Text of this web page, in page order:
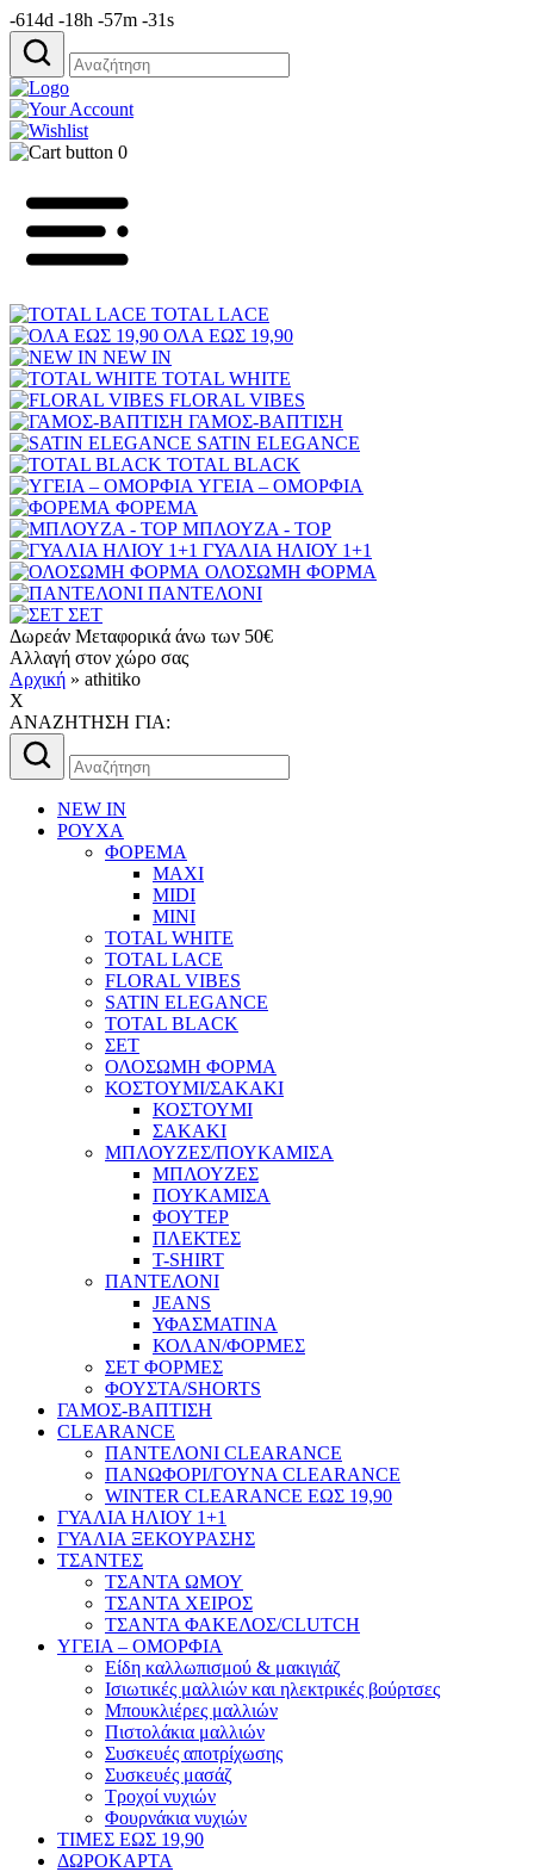
-614d -18h -57m -31s
Αναζήτηση
για:
0
TOTAL LACE
ΟΛΑ ΕΩΣ 19,90
NEW IN
TOTAL WHITE
FLORAL VIBES
ΓΑΜΟΣ-ΒΑΠΤΙΣΗ
SATIN ELEGANCE
TOTAL BLACK
ΥΓΕΙΑ – ΟΜΟΡΦΙΑ
ΦΟΡΕΜΑ
ΜΠΛΟΥΖΑ - TOP
ΓΥΑΛΙΑ ΗΛΙΟΥ 1+1
ΟΛΟΣΩΜΗ ΦΟΡΜΑ
ΠΑΝΤΕΛΟΝΙ
ΣΕΤ
Δωρεάν Μεταφορικά άνω των 50€
Αλλαγή στον χώρο σας
Αρχική » athitiko
X
AΝΑΖΗΤΗΣΗ ΓΙΑ:
Αναζήτηση
για:
NEW IN
ΡΟΥΧΑ
ΦΟΡΕΜΑ
MAXI
MIDI
MINI
TOTAL WHITE
TOTAL LACE
FLORAL VIBES
SATIN ELEGANCE
TOTAL BLACK
ΣΕΤ
ΟΛΟΣΩΜΗ ΦΟΡΜΑ
ΚΟΣΤΟΥΜΙ/ΣΑΚΑΚΙ
ΚΟΣΤΟΥΜΙ
ΣΑΚΑΚΙ
ΜΠΛΟΥΖΕΣ/ΠΟΥΚΑΜΙΣΑ
ΜΠΛΟΥΖΕΣ
ΠΟΥΚΑΜΙΣΑ
ΦΟΥΤΕΡ
ΠΛΕΚΤΕΣ
T-SHIRT
ΠΑΝΤΕΛΟΝΙ
JEANS
ΥΦΑΣΜΑΤΙΝΑ
ΚΟΛΑΝ/ΦΟΡΜΕΣ
ΣΕΤ ΦΟΡΜΕΣ
ΦΟΥΣΤΑ/SHORTS
ΓΑΜΟΣ-ΒΑΠΤΙΣΗ
CLEARANCE
ΠΑΝΤΕΛΟΝΙ CLEARANCE
ΠΑΝΩΦΟΡΙ/ΓΟΥΝΑ CLEARANCE
WINTER CLEARANCE ΕΩΣ 19,90
ΓΥΑΛΙΑ ΗΛΙΟΥ 1+1
ΓΥΑΛΙΑ ΞΕΚΟΥΡΑΣΗΣ
ΤΣΑΝΤΕΣ
ΤΣΑΝΤΑ ΩΜΟΥ
ΤΣΑΝΤΑ ΧΕΙΡΟΣ
ΤΣΑΝΤΑ ΦΑΚΕΛΟΣ/CLUTCH
ΥΓΕΙΑ – ΟΜΟΡΦΙΑ
Είδη καλλωπισμού & μακιγιάζ
Ισιωτικές μαλλιών και ηλεκτρικές βούρτσες
Μπουκλιέρες μαλλιών
Πιστολάκια μαλλιών
Συσκευές αποτρίχωσης
Συσκευές μασάζ
Τροχοί νυχιών
Φουρνάκια νυχιών
ΤΙΜΕΣ ΕΩΣ 19,90
ΔΩΡΟΚΑΡΤΑ